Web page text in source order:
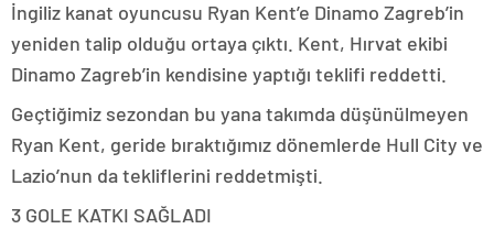
İngiliz kanat oyuncusu Ryan Kent’e Dinamo Zagreb’in
yeniden talip olduğu ortaya çıktı. Kent, Hırvat ekibi
Dinamo Zagreb’in kendisine yaptığı teklifi reddetti.
Geçtiğimiz sezondan bu yana takımda düşünülmeyen
Ryan Kent, geride bıraktığımız dönemlerde Hull City ve
Lazio’nun da tekliflerini reddetmişti.
3 GOLE KATKI SAĞLADI